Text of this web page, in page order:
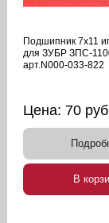
Подшипник 7х11
для ЗУБР ЗПС-
арт.N000-033-822
Цена: 70
В